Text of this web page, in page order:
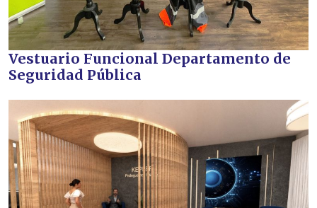
Vestuario Funcional Departamento de
Seguridad Pública